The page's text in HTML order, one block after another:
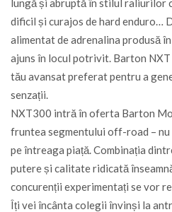
lungă și abruptă în stilul raliurilor
dificil și curajos de hard enduro…
alimentat de adrenalina produsă
ajuns în locul potrivit. Barton
tău avansat preferat pentru a
senzații.
NXT300 intră în oferta Barton
fruntea segmentului off-road –
pe întreaga piață. Combinația
putere și calitate ridicată
concurenții experimentați se vor
Îți vei încânta colegii învinși la